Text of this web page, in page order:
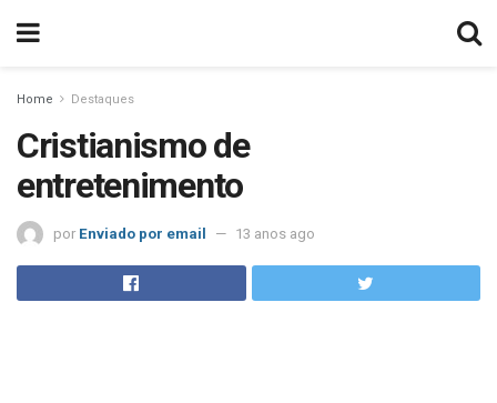
Home Destaques
Cristianismo de
entretenimento
por Enviado por email 13 anos ago